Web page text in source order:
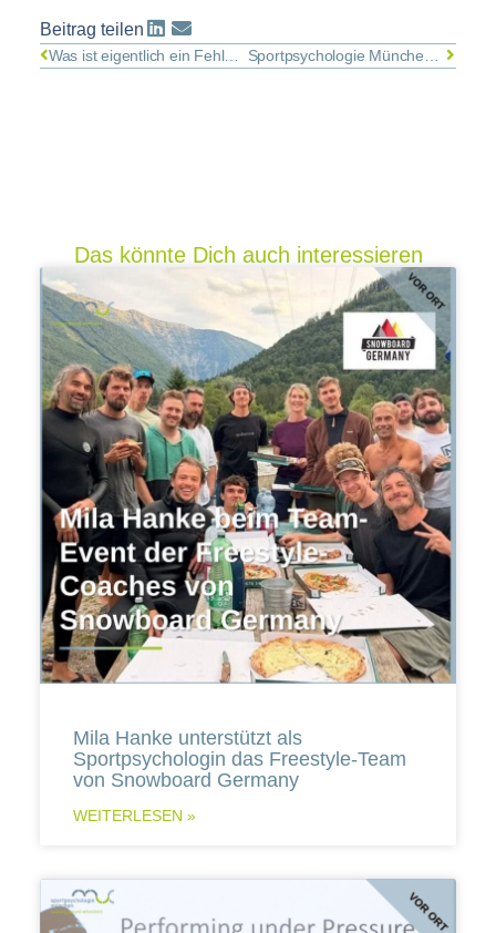
Beitrag teilen
Was ist eigentlich ein Fehler? Etwas, das man vermeiden oder vertuschen muss? Oder eine wichtige Quelle für Entwicklung und Verbesserungen? Eine Studie beleuchtet das Fehlerkultur-Modell „Fehler der Woche“ in medizinischen Teams. Hier lest Ihr, was sich dahinter verbirgt – und was es bewirken kann.
Das könnte Dich auch interessieren
Mila Hanke unterstützt als
Sportpsychologin das Freestyle-Team
von Snowboard Germany
WEITERLESEN »